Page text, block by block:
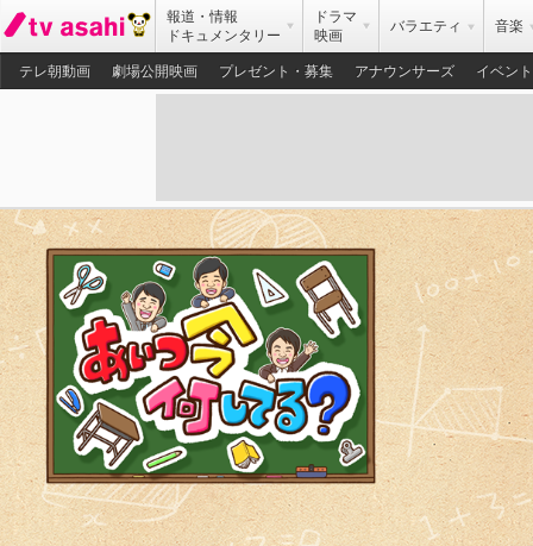
報道・情報
ドキュメンタリー
ドラマ
映画
バラエティ 音楽
テレ朝動画 劇場公開映画 プレゼント・募集 アナウンサーズ イベント